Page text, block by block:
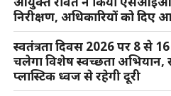
निरीक्षण, अधिकारियों को दिए
स्वतंत्रता दिवस 2026 पर 8 से
चलेगा विशेष स्वच्छता
प्लास्टिक ध्वज से रहेगी दूरी